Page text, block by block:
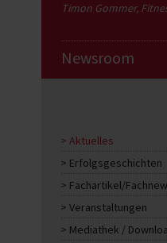
Timon Gommer,
Newsroom
Aktuelles
Erfolgsgeschichten
Fachartikel/
Veranstaltungen
Mediathek /